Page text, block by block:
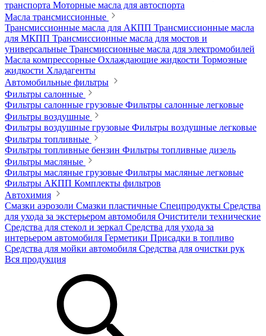
транспорта Моторные масла для автоспорта
Масла трансмиссионные
Трансмиссионные масла для АКПП Трансмиссионные масла
для МКПП Трансмиссионные масла для мостов и
универсальные Трансмиссионные масла для электромобилей
Масла компрессорные Охлаждающие жидкости Тормозные
жидкости Хладагенты
Автомобильные фильтры
Фильтры салонные
Фильтры салонные грузовые Фильтры салонные легковые
Фильтры воздушные
Фильтры воздушные грузовые Фильтры воздушные легковые
Фильтры топливные
Фильтры топливные бензин Фильтры топливные дизель
Фильтры масляные
Фильтры масляные грузовые Фильтры масляные легковые
Фильтры АКПП Комплекты фильтров
Автохимия
Смазки аэрозоли Смазки пластичные Спецпродукты Средства
для ухода за экстерьером автомобиля Очистители технические
Средства для стекол и зеркал Средства для ухода за
интерьером автомобиля Герметики Присадки в топливо
Средства для мойки автомобиля Средства для очистки рук
Вся продукция